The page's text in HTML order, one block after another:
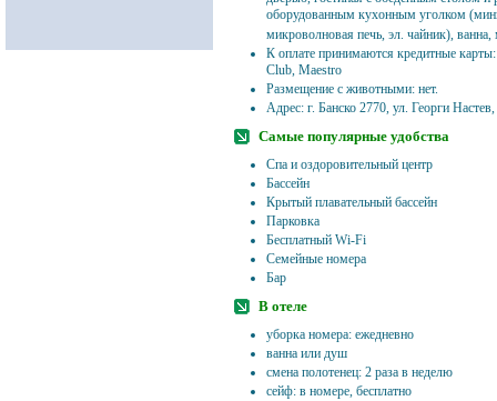
оборудованным кухонным уголком
микроволновая печь, эл. чайник),
К оплате принимаются кредитные
Club, Maestro
Размещение с животными: нет.
Адрес: г. Банско 2770, ул. Георги
Самые популярные удобства
Спа и оздоровительный центр
Бассейн
Крытый плавательный бассейн
Парковка
Бесплатный Wi-Fi
Семейные номера
Бар
В отеле
уборка номера: ежедневно
ванна или душ
смена полотенец: 2 раза в неделю
сейф: в номере, бесплатно